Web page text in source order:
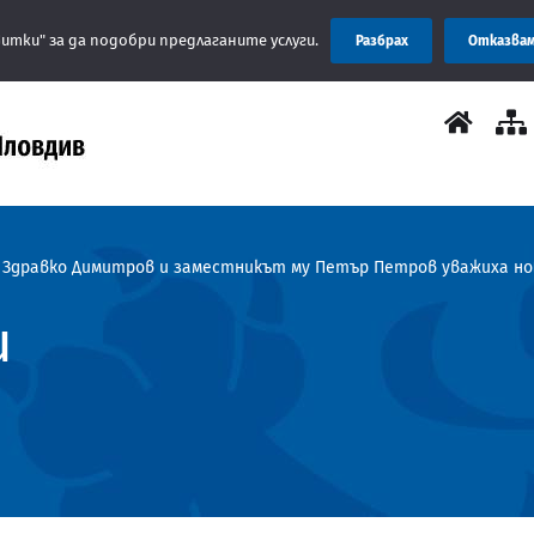
Димитров и заместникът му Петър Петров уважиха
за да подобри предлаганите услуги. Разбрах